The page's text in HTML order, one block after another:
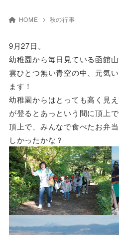
HOME 秋の行事
9月27日。
幼稚園から毎日見ている函館山
雲ひとつ無い青空の中、元気
ます！
幼稚園からはとっても高く見
が登るとあっという間に頂上で
頂上で、みんなで食べたお弁
しかったかな？